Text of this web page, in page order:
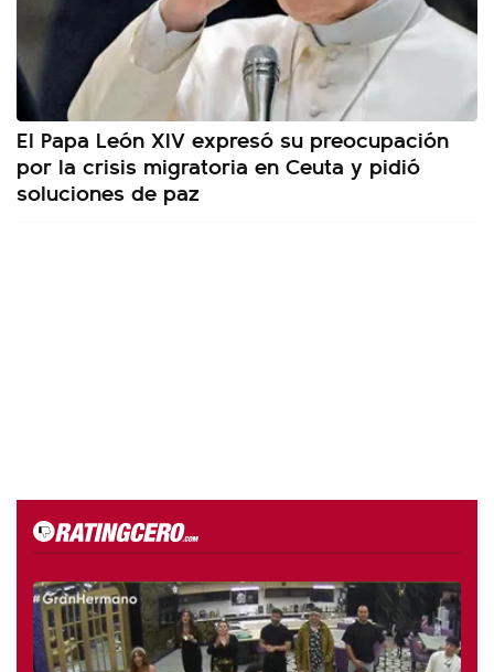
El Papa León XIV expresó su preocupación
por la crisis migratoria en Ceuta y pidió
soluciones de paz